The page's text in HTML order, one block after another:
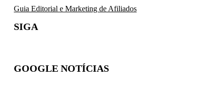
Guia Editorial e Marketing de Afiliados
SIGA
GOOGLE NOTÍCIAS